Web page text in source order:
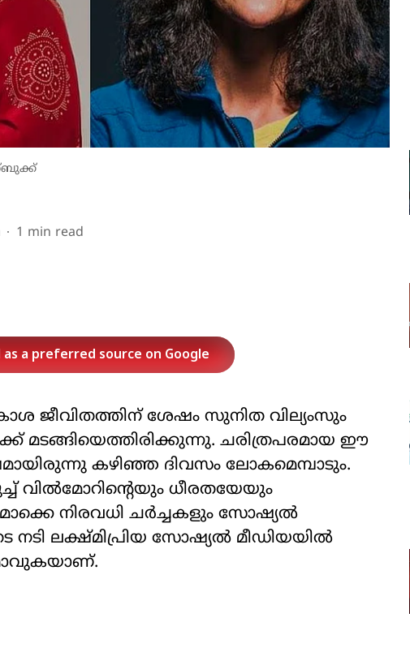
1 min read
as a preferred source on Google
ജീവിതത്തിന് ശേഷം സുനിത വില്യംസും
മടങ്ങിയെത്തിരിക്കുന്നു. ചരിത്രപരമായ ഈ
കഴിഞ്ഞ ദിവസം ലോകമെമ്പാടും.
വില്‍മോറിന്‍റെയും ധീരതയേയും
നിരവധി ചര്‍ച്ചകളും സോഷ്യല്‍
നടി ലക്ഷ്മിപ്രിയ സോഷ്യല്‍ മീഡിയയില്‍